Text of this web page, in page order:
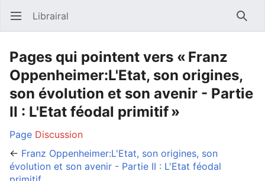
Ouvrir le menu principal Librairal
Pages qui pointent vers « Franz
Oppenheimer:L'Etat, son origines,
son évolution et son avenir - Partie
II : L'Etat féodal primitif »
Page Discussion
← Franz Oppenheimer:L'Etat, son origines, son
évolution et son avenir - Partie II : L'Etat féodal